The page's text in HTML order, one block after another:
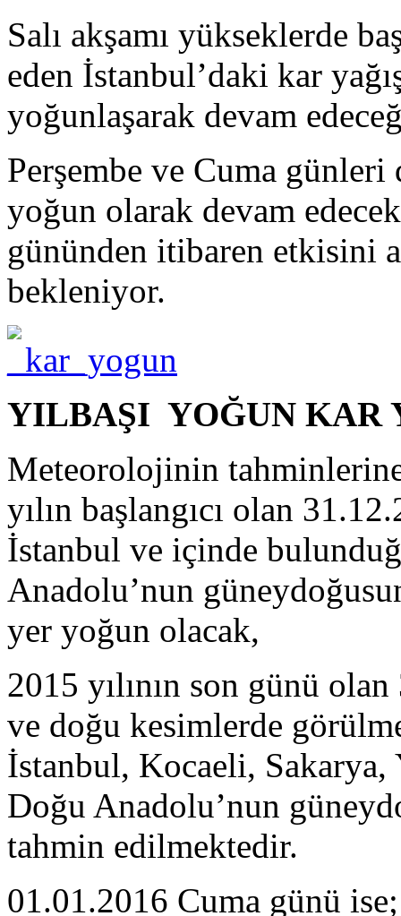
Salı akşamı yükseklerde
eden İstanbul’daki kar
yoğunlaşarak devam
Perşembe ve Cuma
yoğun olarak devam
gününden itibaren etkisini
bekleniyor.
YILBAŞI YOĞUN KAR
Meteorolojinin
yılın başlangıcı olan
İstanbul ve içinde
Anadolu’nun
yer yoğun olacak,
2015 yılının son günü
ve doğu kesimlerde
İstanbul, Kocaeli,
Doğu Anadolu’nun
tahmin edilmektedir.
01.01.2016 Cuma günü